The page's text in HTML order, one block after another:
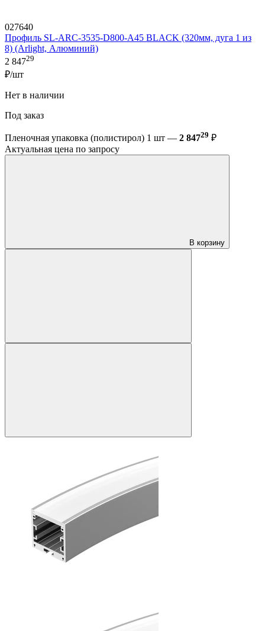
027640
Профиль SL-ARC-3535-D800-A45 BLACK (320мм, дуга 1 из
8) (Arlight, Алюминий)
2 84729
₽/шт
Нет в наличии
Под заказ
Пленочная упаковка (полистирол) 1 шт — 2 84729 ₽
Актуальная цена по запросу
В корзину